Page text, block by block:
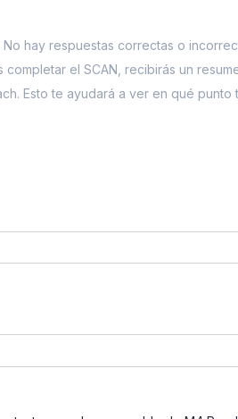
hay respuestas correctas o
completar el SCAN, recibirás un
Esto te ayudará a ver en qué punto